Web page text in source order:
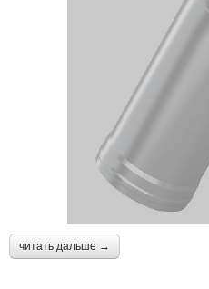
читать дальше →